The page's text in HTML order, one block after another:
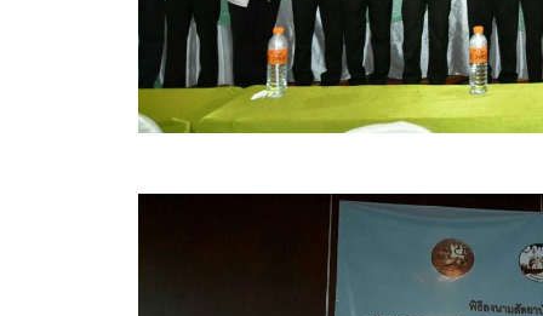
ประกาศแผนการจัดซื้อจัดจ้าง
ประกาศแผนการจัดหาพัสดุ
สรุปผลการดำเนินงานจัดซื้อจัดจ้างในรอบเดือน (สข
ประกาศผู้ชนะการเสนอราคา